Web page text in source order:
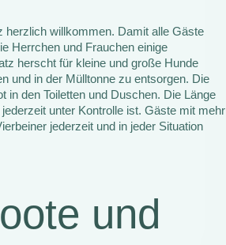
herzlich willkommen. Damit alle Gäste
Herrchen und Frauchen einige
herscht für kleine und große Hunde
und in der Mülltonne zu entsorgen. Die
in den Toiletten und Duschen. Die Länge
unter Kontrolle ist. Gäste mit mehr
jederzeit und in jeder Situation
und